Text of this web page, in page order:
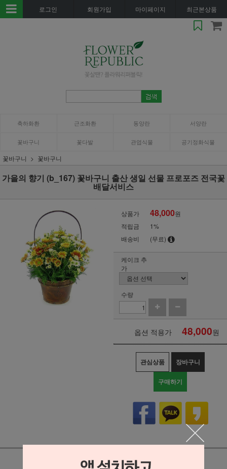
로그인 회원가입 마이페이지 최근본상품
축하화환 근조화환 동양란 서양란
꽃바구니 꽃다발 관엽식물 공기정화식물
꽃바구니 꽃바구니
가을의 향기 (b_167) 꽃바구니 출산 생일 선물 프로포즈 전국꽃
배달서비스
상품가 48,000원
적립금
1%
배송비
(무료)
케이크 추
가
수량
옵션 적용가 48,000원
관심상품 장바구니
구매하기